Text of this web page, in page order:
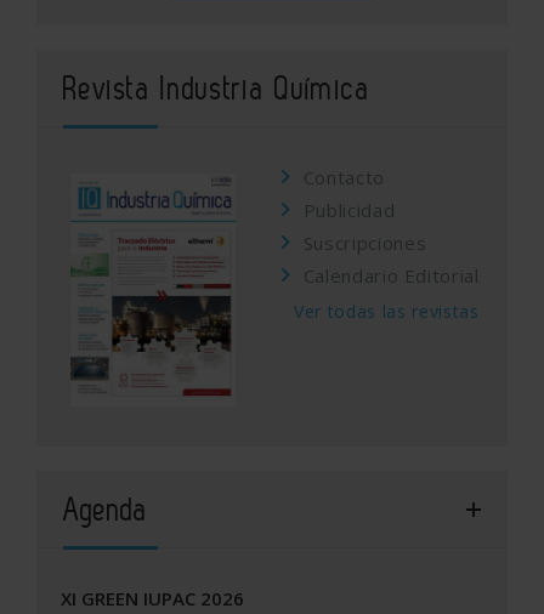
Revista Industria Química
Contacto
Publicidad
Suscripciones
Calendario Editorial
Ver todas las revistas
Agenda
XI GREEN IUPAC 2026